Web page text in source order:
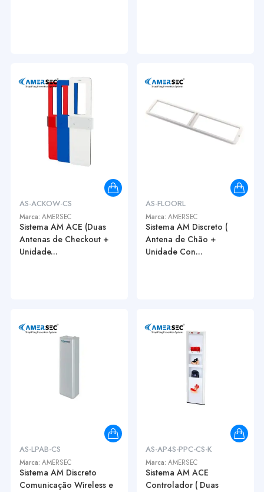
AS-ACKOW-CS
Marca: AMERSEC
Sistema AM ACE (Duas
Antenas de Checkout +
Unidade...
AS-FLOORL
Marca: AMERSEC
Sistema AM Discreto (
Antena de Chão +
Unidade Con...
AS-LPAB-CS
Marca: AMERSEC
Sistema AM Discreto
Comunicação Wireless e
AS-AP4S-PPC-CS-K
Marca: AMERSEC
Sistema AM ACE
Controlador ( Duas